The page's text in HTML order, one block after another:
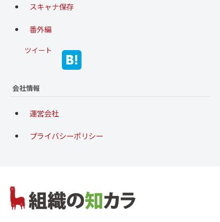
スキャナ保存
番外編
ツイート
会社情報
運営会社
プライバシーポリシー